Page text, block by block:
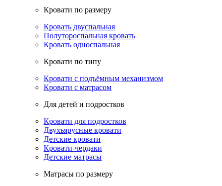
Кровати по размеру
Кровать двуспальная
Полутороспальная кровать
Кровать односпальная
Кровати по типу
Кровати с подъёмным механизмом
Кровати с матрасом
Для детей и подростков
Кровати для подростков
Двухъярусные кровати
Детские кровати
Кровати-чердаки
Детские матрасы
Матрасы по размеру